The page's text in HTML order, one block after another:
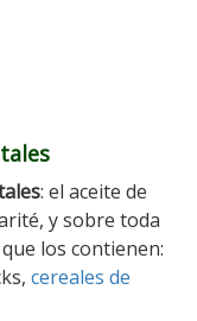
: el aceite de
y sobre toda
los contienen:
cereales de